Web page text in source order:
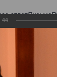
ответПисьма
СЧЕТА-
44